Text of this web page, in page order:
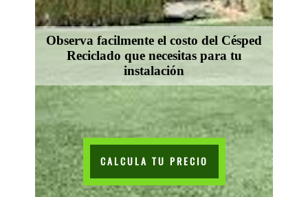
Observa facilmente el costo del Césped
Reciclado que necesitas para tu
instalación
CALCULA TU PRECIO